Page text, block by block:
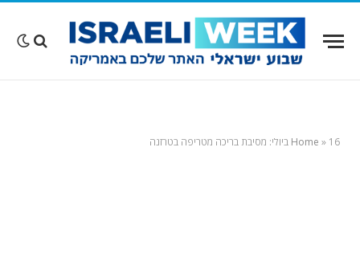
Home » 16 ביולי: מסיבת בריכה מטריפה בטרזנה